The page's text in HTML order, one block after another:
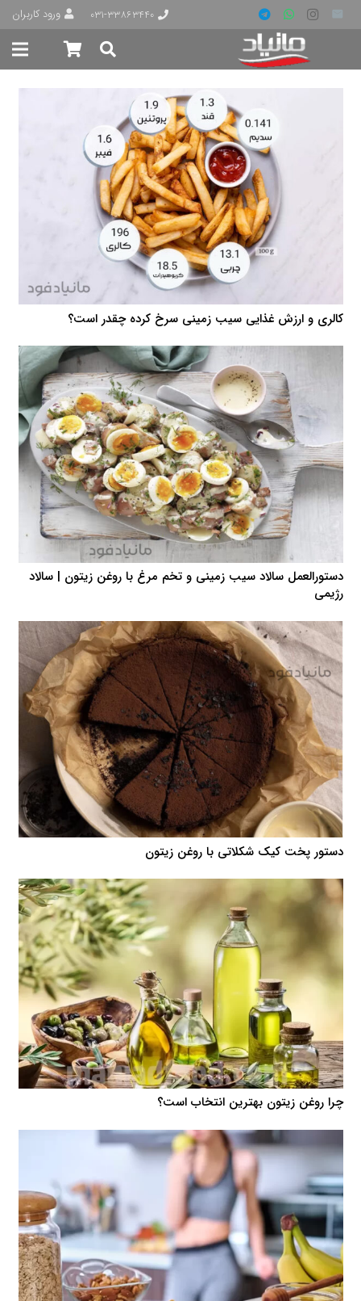
۰۳۱-۳۳۸۶۳۴۴۰ ورود کاربران
کالری و ارزش غذایی سیب زمینی سرخ کرده چقدر است؟
دستورالعمل سالاد سیب زمینی و تخم مرغ با روغن زیتون | سالاد
رژیمی
دستور پخت کیک شکلاتی با روغن زیتون
چرا روغن زیتون بهترین انتخاب است؟